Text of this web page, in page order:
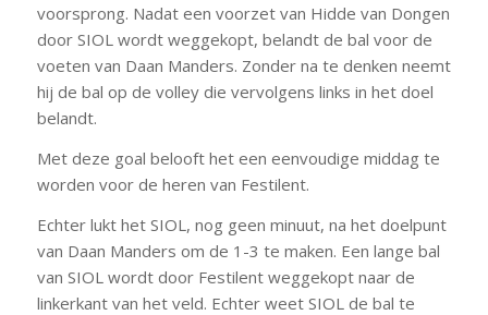
voorsprong. Nadat een voorzet van Hidde van Dongen
door SIOL wordt weggekopt, belandt de bal voor de
voeten van Daan Manders. Zonder na te denken neemt
hij de bal op de volley die vervolgens links in het doel
belandt.
Met deze goal belooft het een eenvoudige middag te
worden voor de heren van Festilent.
Echter lukt het SIOL, nog geen minuut, na het doelpunt
van Daan Manders om de 1-3 te maken. Een lange bal
van SIOL wordt door Festilent weggekopt naar de
linkerkant van het veld. Echter weet SIOL de bal te